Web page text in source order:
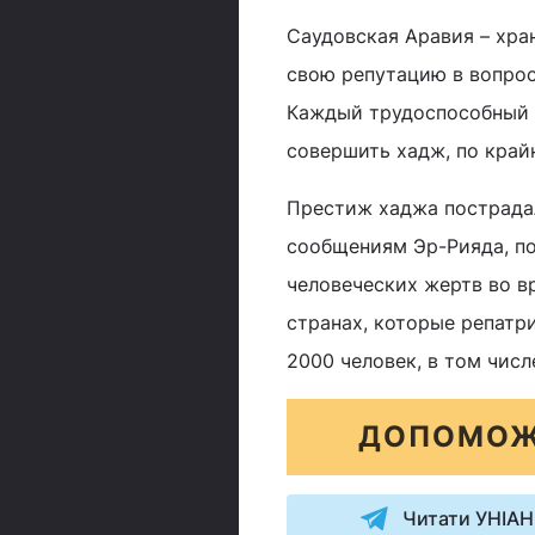
Саудовская Аравия –
свою репутацию в
Каждый трудоспособный
совершить хадж, по
Престиж хаджа
сообщениям Эр-Рияда,
человеческих жертв во
странах, которые
2000 человек, в том
Читати